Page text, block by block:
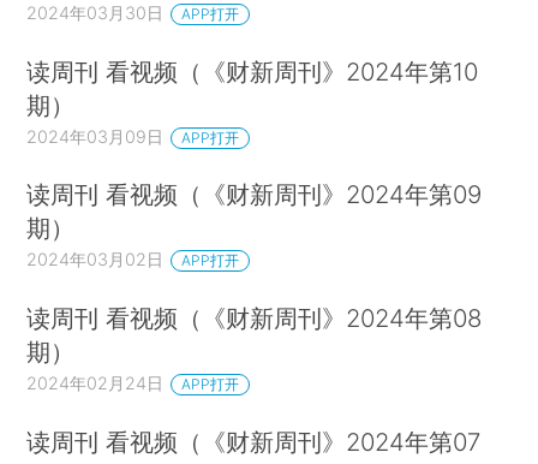
2024年03月30日 APP打开
读周刊 看视频（《财新周刊》2024年第10
期）
2024年03月09日 APP打开
读周刊 看视频（《财新周刊》2024年第09
期）
2024年03月02日 APP打开
读周刊 看视频（《财新周刊》2024年第08
期）
2024年02月24日 APP打开
读周刊 看视频（《财新周刊》2024年第07